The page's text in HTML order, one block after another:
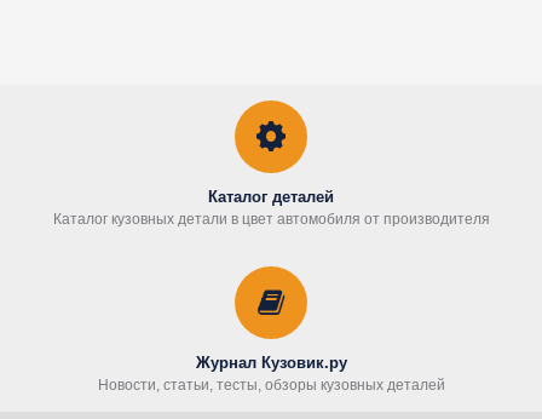
Каталог деталей
Каталог кузовных детали в цвет автомобиля от производителя
Журнал Кузовик.ру
Новости, статьи, тесты, обзоры кузовных деталей